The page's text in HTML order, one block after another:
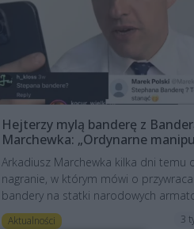
Hejterzy mylą banderę z
Marchewka: „Ordynarne
Arkadiusz Marchewka kilka dni temu
nagranie, w którym mówi o
bandery na statki narodowych
Aktualności 3